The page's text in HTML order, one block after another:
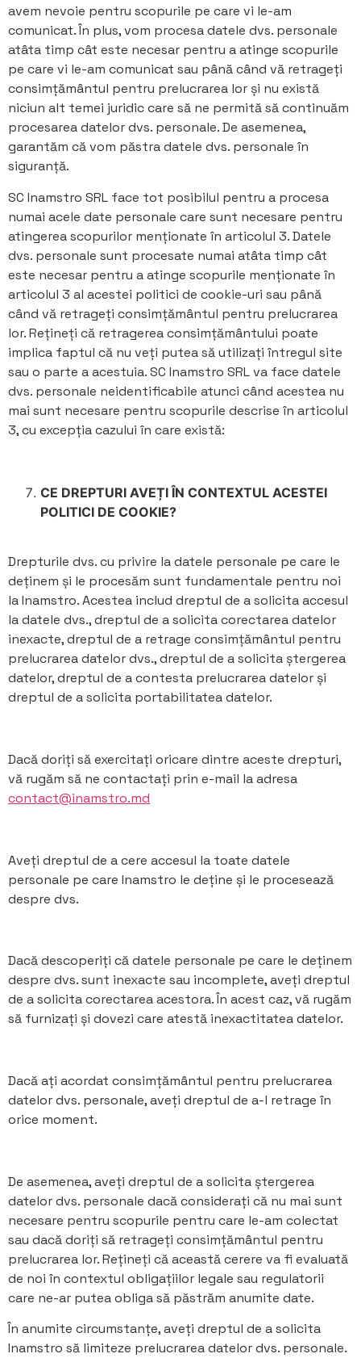
avem nevoie pentru scopurile pe care vi le-am
comunicat. În plus, vom procesa datele dvs. personale
atâta timp cât este necesar pentru a atinge scopurile
pe care vi le-am comunicat sau până când vă retrageți
consimțământul pentru prelucrarea lor și nu există
niciun alt temei juridic care să ne permită să continuăm
procesarea datelor dvs. personale. De asemenea,
garantăm că vom păstra datele dvs. personale în
siguranță.
SC Inamstro SRL face tot posibilul pentru a procesa
numai acele date personale care sunt necesare pentru
atingerea scopurilor menționate în articolul 3. Datele
dvs. personale sunt procesate numai atâta timp cât
este necesar pentru a atinge scopurile menționate în
articolul 3 al acestei politici de cookie-uri sau până
când vă retrageți consimțământul pentru prelucrarea
lor. Rețineți că retragerea consimțământului poate
implica faptul că nu veți putea să utilizați întregul site
sau o parte a acestuia. SC Inamstro SRL va face datele
dvs. personale neidentificabile atunci când acestea nu
mai sunt necesare pentru scopurile descrise în articolul
3, cu excepția cazului în care există:
CE DREPTURI AVEȚI ÎN CONTEXTUL ACESTEI
POLITICI DE COOKIE?
Drepturile dvs. cu privire la datele personale pe care le
deținem și le procesăm sunt fundamentale pentru noi
la Inamstro. Acestea includ dreptul de a solicita accesul
la datele dvs., dreptul de a solicita corectarea datelor
inexacte, dreptul de a retrage consimțământul pentru
prelucrarea datelor dvs., dreptul de a solicita ștergerea
datelor, dreptul de a contesta prelucrarea datelor și
dreptul de a solicita portabilitatea datelor.
Dacă doriți să exercitați oricare dintre aceste drepturi,
vă rugăm să ne contactați prin e-mail la adresa
contact@inamstro.md
Aveți dreptul de a cere accesul la toate datele
personale pe care Inamstro le deține și le procesează
despre dvs.
Dacă descoperiți că datele personale pe care le deținem
despre dvs. sunt inexacte sau incomplete, aveți dreptul
de a solicita corectarea acestora. În acest caz, vă rugăm
să furnizați și dovezi care atestă inexactitatea datelor.
Dacă ați acordat consimțământul pentru prelucrarea
datelor dvs. personale, aveți dreptul de a-l retrage în
orice moment.
De asemenea, aveți dreptul de a solicita ștergerea
datelor dvs. personale dacă considerați că nu mai sunt
necesare pentru scopurile pentru care le-am colectat
sau dacă doriți să retrageți consimțământul pentru
prelucrarea lor. Rețineți că această cerere va fi evaluată
de noi în contextul obligațiilor legale sau regulatorii
care ne-ar putea obliga să păstrăm anumite date.
În anumite circumstanțe, aveți dreptul de a solicita
Inamstro să limiteze prelucrarea datelor dvs. personale.